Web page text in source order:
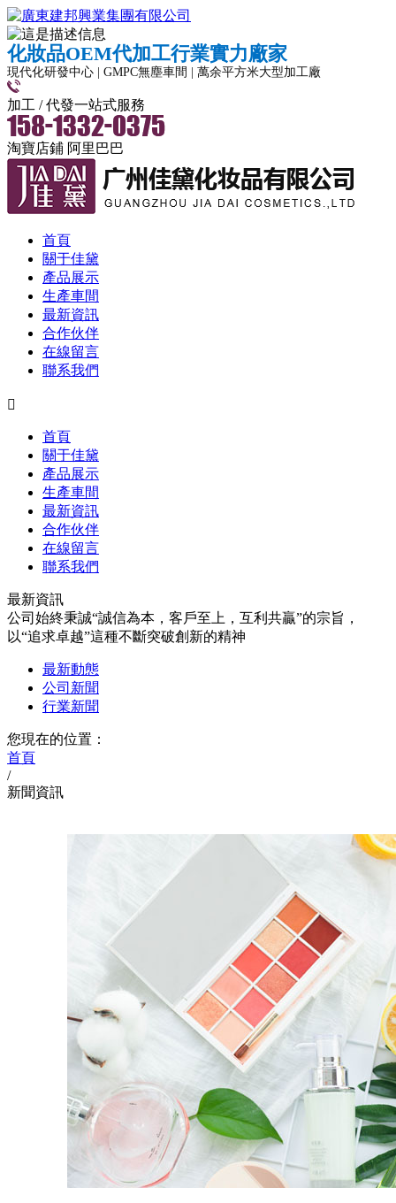
化妝品OEM代加工行業實力廠家
現代化研發中心 | GMPC無塵車間 | 萬余平方米大型加工廠
加工 / 代發一站式服務
淘寶店鋪 阿里巴巴
首頁
關于佳黛
產品展示
生產車間
最新資訊
合作伙伴
在線留言
聯系我們

首頁
關于佳黛
產品展示
生產車間
最新資訊
合作伙伴
在線留言
聯系我們
最新資訊
公司始終秉誠“誠信為本，客戶至上，互利共贏”的宗旨，
以“追求卓越”這種不斷突破創新的精神
最新動態
公司新聞
行業新聞
您現在的位置：
首頁
/
新聞資訊